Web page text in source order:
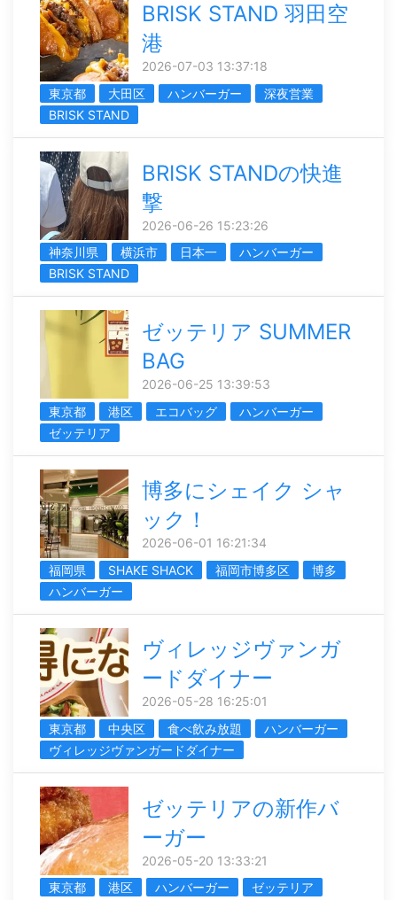
BRISK STAND 羽田空
港
2026-07-03 13:37:18
東京都
大田区 ハンバーガー
深夜営業
BRISK STAND
BRISK STANDの快進
撃
2026-06-26 15:23:26
神奈川県
横浜市 日本一
ハンバーガー
BRISK STAND
ゼッテリア SUMMER
BAG
2026-06-25 13:39:53
東京都
港区 エコバッグ
ハンバーガー
ゼッテリア
博多にシェイク シャ
ック！
2026-06-01 16:21:34
福岡県
SHAKE SHACK 福岡市博多区
博多
ハンバーガー
ヴィレッジヴァンガ
ードダイナー
2026-05-28 16:25:01
東京都
中央区 食べ飲み放題
ハンバーガー
ヴィレッジヴァンガードダイナー
ゼッテリアの新作バ
ーガー
2026-05-20 13:33:21
東京都
港区 ハンバーガー
ゼッテリア